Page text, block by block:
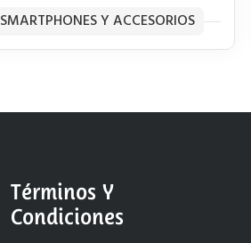
SMARTPHONES Y ACCESORIOS
Términos Y
Condiciones